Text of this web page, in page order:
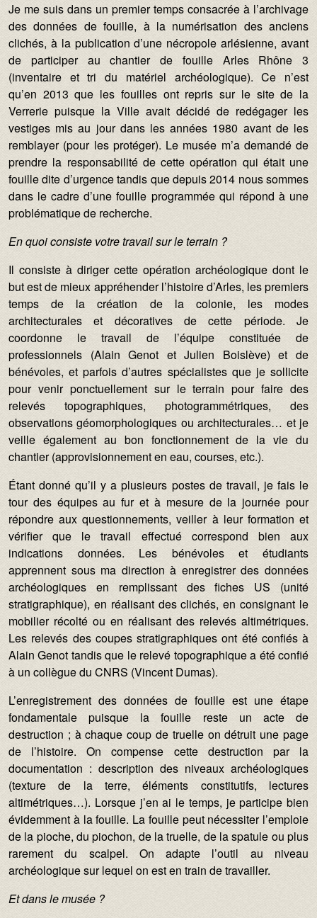
Je me suis dans un premier temps consacrée à l’archivage
des données de fouille, à la numérisation des anciens
clichés, à la publication d’une nécropole arlésienne, avant
de participer au chantier de fouille Arles Rhône 3
(inventaire et tri du matériel archéologique). Ce n’est
qu’en 2013 que les fouilles ont repris sur le site de la
Verrerie puisque la Ville avait décidé de redégager les
vestiges mis au jour dans les années 1980 avant de les
remblayer (pour les protéger). Le musée m’a demandé de
prendre la responsabilité de cette opération qui était une
fouille dite d’urgence tandis que depuis 2014 nous sommes
dans le cadre d’une fouille programmée qui répond à une
problématique de recherche.
En quoi consiste votre travail sur le terrain ?
Il consiste à diriger cette opération archéologique dont le
but est de mieux appréhender l’histoire d’Arles, les premiers
temps de la création de la colonie, les modes
architecturales et décoratives de cette période. Je
coordonne le travail de l’équipe constituée de
professionnels (Alain Genot et Julien Boislève) et de
bénévoles, et parfois d’autres spécialistes que je sollicite
pour venir ponctuellement sur le terrain pour faire des
relevés topographiques, photogrammétriques, des
observations géomorphologiques ou architecturales… et je
veille également au bon fonctionnement de la vie du
chantier (approvisionnement en eau, courses, etc.).
Étant donné qu’il y a plusieurs postes de travail, je fais le
tour des équipes au fur et à mesure de la journée pour
répondre aux questionnements, veiller à leur formation et
vérifier que le travail effectué correspond bien aux
indications données. Les bénévoles et étudiants
apprennent sous ma direction à enregistrer des données
archéologiques en remplissant des fiches US (unité
stratigraphique), en réalisant des clichés, en consignant le
mobilier récolté ou en réalisant des relevés altimétriques.
Les relevés des coupes stratigraphiques ont été confiés à
Alain Genot tandis que le relevé topographique a été confié
à un collègue du CNRS (Vincent Dumas).
L’enregistrement des données de fouille est une étape
fondamentale puisque la fouille reste un acte de
destruction ; à chaque coup de truelle on détruit une page
de l’histoire. On compense cette destruction par la
documentation : description des niveaux archéologiques
(texture de la terre, éléments constitutifs, lectures
altimétriques…). Lorsque j’en ai le temps, je participe bien
évidemment à la fouille. La fouille peut nécessiter l’emploie
de la pioche, du piochon, de la truelle, de la spatule ou plus
rarement du scalpel. On adapte l’outil au niveau
archéologique sur lequel on est en train de travailler.
Et dans le musée ?